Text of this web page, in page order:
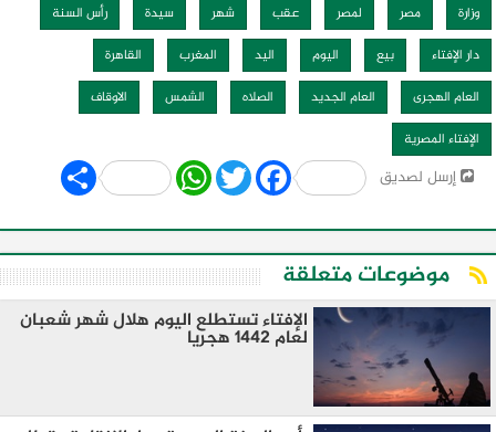
وزارة مصر لمصر عقب شهر سيدة
رأس السنة
دار الإفتاء
بيع اليوم اليد المغرب
القاهرة
العام الهجرى
العام الجديد الصلاه الشمس
الاوقاف
الإفتاء المصرية
إرسل لصديق Share WhatsApp
Twitter Facebook
موضوعات متعلقة
الإفتاء تستطلع اليوم هلال شهر شعبان
لعام 1442 هجريا